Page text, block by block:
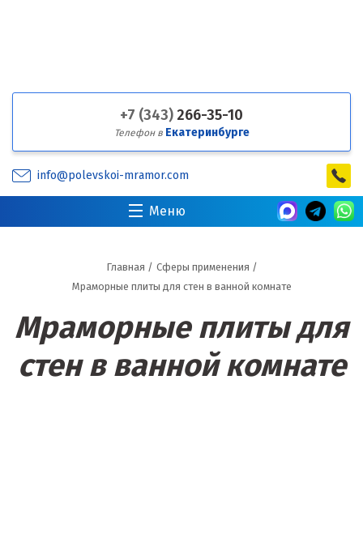
+7 (343) 266-35-10
Телефон в Екатеринбурге
info@polevskoi-mramor.com
Меню
Главная / Сферы применения /
Мраморные плиты для стен в ванной комнате
Мраморные плиты для
стен в ванной комнате